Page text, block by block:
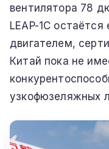
вентилятора 78
LEAP-1C
двигателем,
Китай пока не
узкофюзеляжных